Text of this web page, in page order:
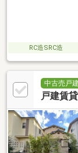
RC造SRC造
中古売戸
戸建賃